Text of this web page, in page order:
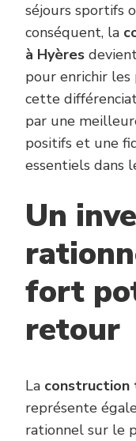
séjours sportifs
conséquent, la
à Hyères
pour enrichir les
cette
par une
positifs et une
essentiels dans
Un
fort
retour
La construction
représente
rationnel sur le